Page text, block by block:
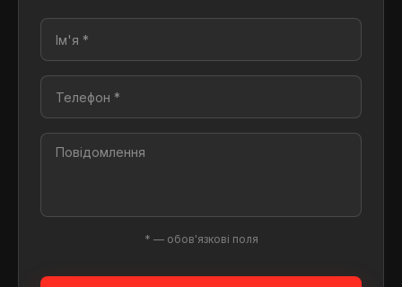
* — обов'язкові поля